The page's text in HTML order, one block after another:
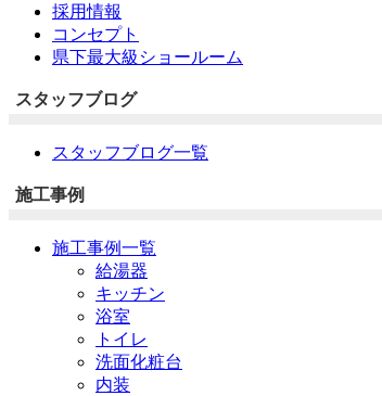
採用情報
コンセプト
県下最大級ショールーム
スタッフブログ
スタッフブログ一覧
施工事例
施工事例一覧
給湯器
キッチン
浴室
トイレ
洗面化粧台
内装